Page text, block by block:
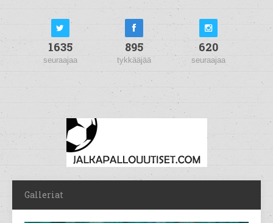
1635
seuraajaa
895
tykkääjää
620
seuraajaa
Galleriat